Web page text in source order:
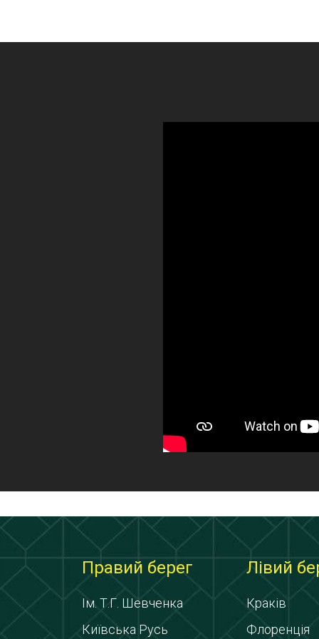
Правий берег
Ім. Т.Г. Шевченка
Київська Русь
Лівий
Краків
Флоренція